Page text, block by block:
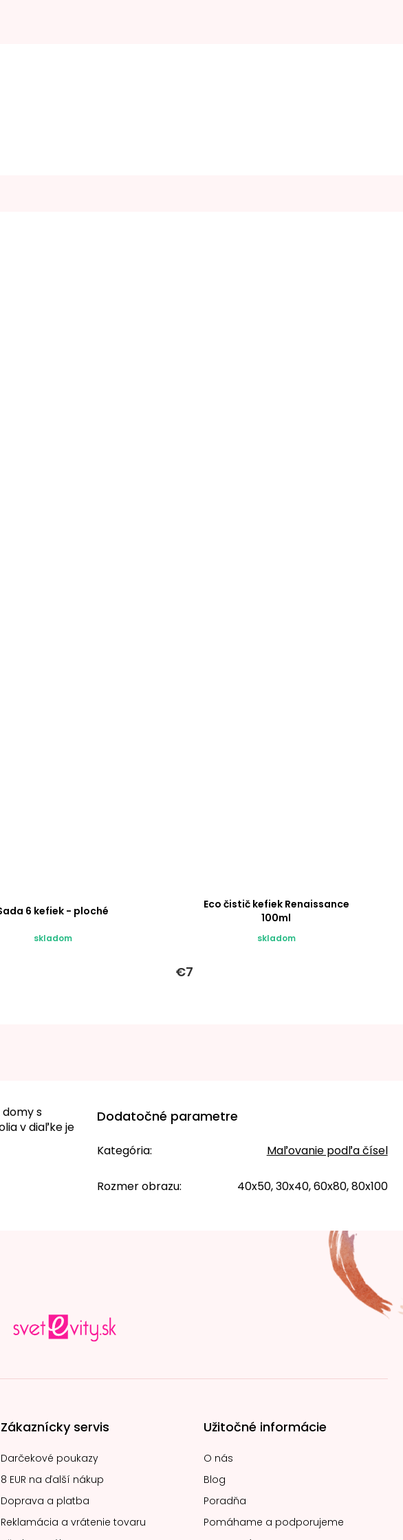
6 kefiek - ploché
skladom
Eco čistič kefiek Renaissance
100ml
skladom
€7
s
v diaľke je
Dodatočné parametre
Kategória: Maľovanie podľa čísel
Rozmer obrazu: 40x50, 30x40, 60x80, 80x100
Zákaznícky servis
Darčekové poukazy
8 EUR na ďalší nákup
Doprava a platba
Reklamácia a vrátenie tovaru
Užitočné informácie
O nás
Blog
Poradňa
Pomáhame a podporujeme